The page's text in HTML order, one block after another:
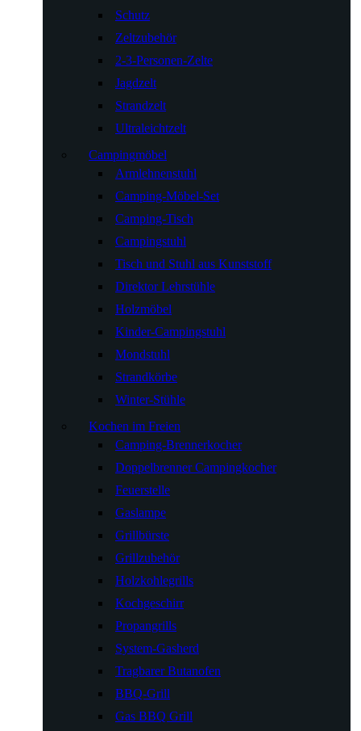
Schutz
Zeltzubehör
2-3-Personen-Zelte
Jagdzelt
Strandzelt
Ultraleichtzelt
Campingmöbel
Armlehnenstuhl
Camping-Möbel-Set
Camping-Tisch
Campingstuhl
Tisch und Stuhl aus Kunststoff
Direktor Lehrstühle
Holzmöbel
Kinder-Campingstuhl
Mondstuhl
Strandkörbe
Winter-Stühle
Kochen im Freien
Camping-Brennerkocher
Doppelbrenner Campingkocher
Feuerstelle
Gaslampe
Grillbürste
Grillzubehör
Holzkohlegrills
Kochgeschirr
Propangrills
System-Gasherd
Tragbarer Butanofen
BBQ-Grill
Gas BBQ Grill